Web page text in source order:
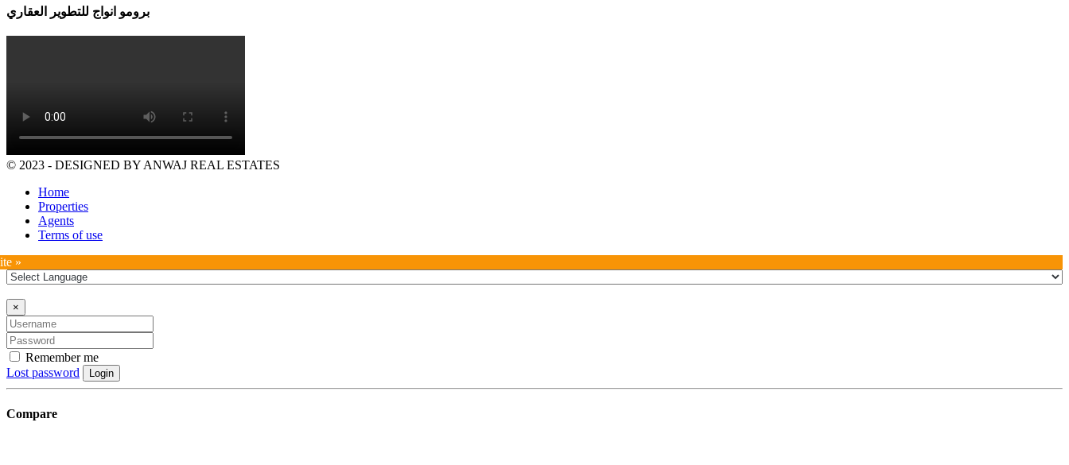
برومو انواج للتطوير العقاري
© 2023 - DESIGNED BY ANWAJ REAL ESTATES
Home
Properties
Agents
Terms of use
»
×
Remember me
Lost password
Login
Compare